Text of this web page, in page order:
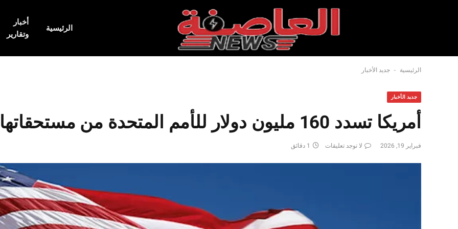
الرئيسية
أخبار
وتقارير
الرئيسية - جديد الأخبار
جديد الأخبار
أمريكا تسدد 160 مليون دولار للأمم المتحدة من مستحقاتها
فبراير 19, 2026 لا توجد تعليقات 1 دقائق